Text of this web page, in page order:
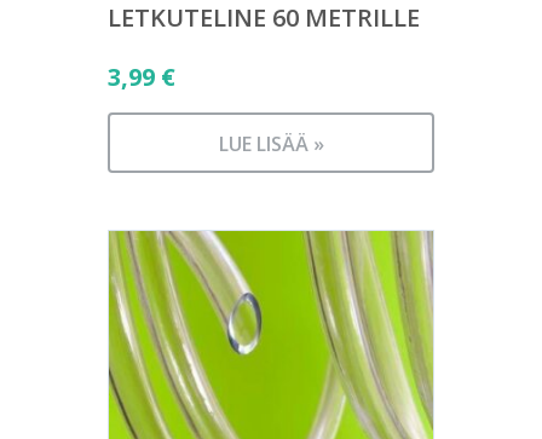
LETKUTELINE 60 METRILLE
3,99 €
LUE LISÄÄ »